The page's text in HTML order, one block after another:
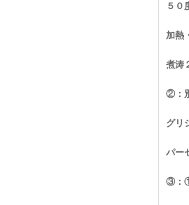
５
加熱
煮涛
②：
グリ
パー
③：①